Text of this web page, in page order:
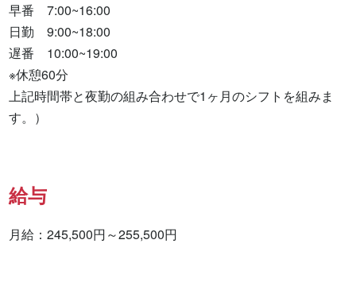
早番　7:00~16:00
日勤　9:00~18:00
遅番　10:00~19:00
※休憩60分
上記時間帯と夜勤の組み合わせで1ヶ月のシフトを組みま
す。）
給与
月給：245,500円～255,500円